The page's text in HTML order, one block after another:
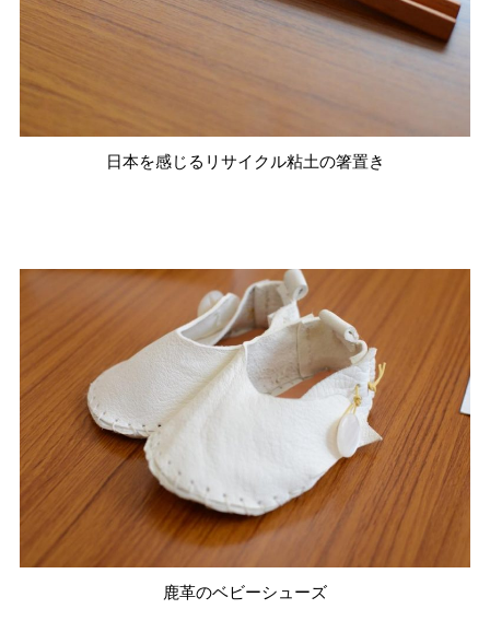
日本を感じるリサイクル粘土の箸置き
鹿革のベビーシューズ